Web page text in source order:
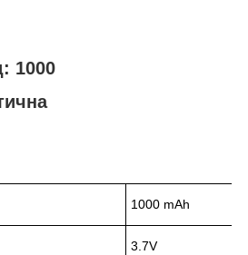
1000
1000 mAh
3.7V